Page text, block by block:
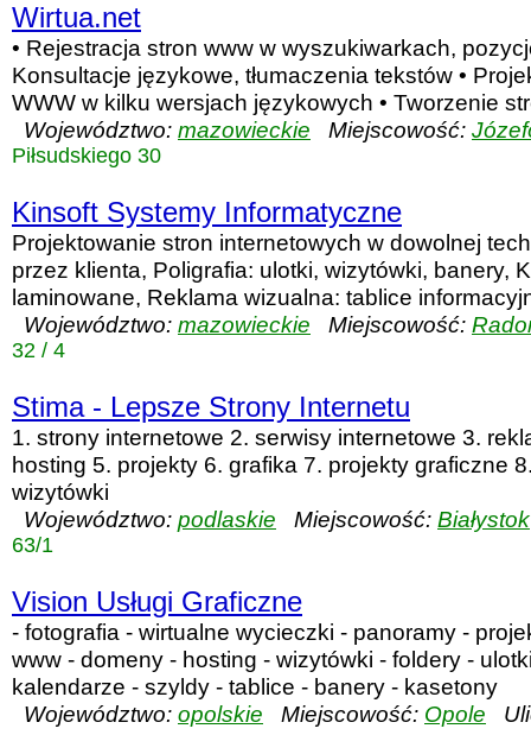
Wirtua.net
• Rejestracja stron www w wyszukiwarkach,
Konsultacje językowe, tłumaczenia tekstów •
WWW w kilku wersjach językowych • Tworzenie
Województwo: mazowieckie Miejscowość:
Piłsudskiego 30
Kinsoft Systemy Informatyczne
Projektowanie stron internetowych w dowolnej
przez klienta, Poligrafia: ulotki, wizytówki, banery,
laminowane, Reklama wizualna: tablice
Województwo: mazowieckie Miejscowość:
32 / 4
Stima - Lepsze Strony Internetu
1. strony internetowe 2. serwisy internetowe 3.
hosting 5. projekty 6. grafika 7. projekty graficzne
wizytówki
Województwo: podlaskie Miejscowość: Białystok
63/1
Vision Usługi Graficzne
- fotografia - wirtualne wycieczki - panoramy -
www - domeny - hosting - wizytówki - foldery -
kalendarze - szyldy - tablice - banery - kasetony
Województwo: opolskie Miejscowość: Opole